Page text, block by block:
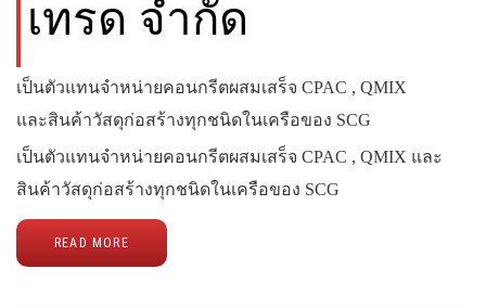
เทรด จำกัด
เป็นตัวแทนจำหน่ายคอนกรีตผสมเสร็จ CPAC , QMIX
และสินค้าวัสดุก่อสร้างทุกชนิดในเครือของ SCG
เป็นตัวแทนจำหน่ายคอนกรีตผสมเสร็จ CPAC , QMIX และ
สินค้าวัสดุก่อสร้างทุกชนิดในเครือของ SCG
READ MORE